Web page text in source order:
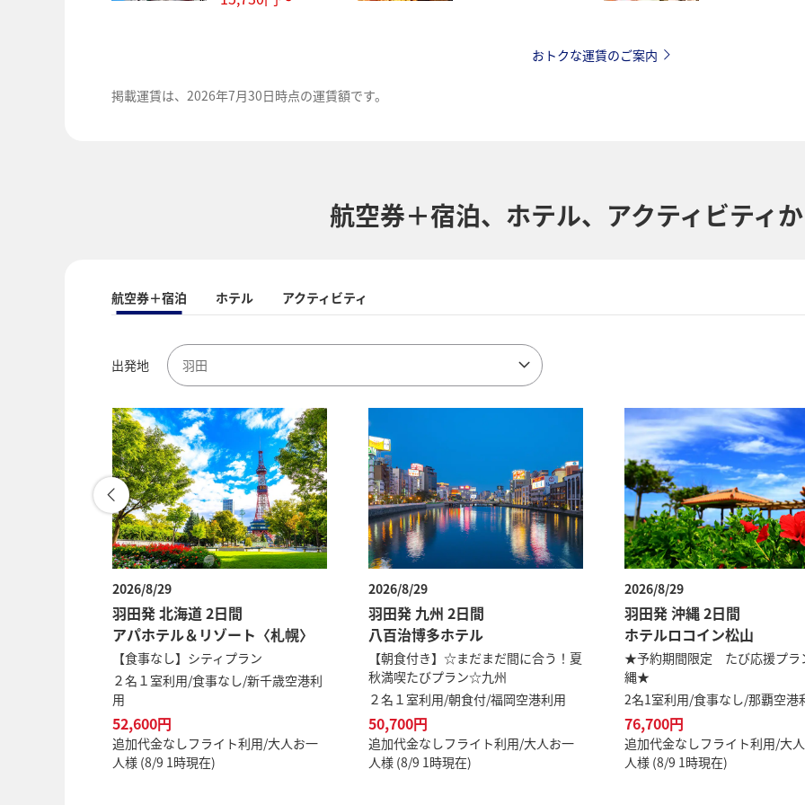
おトクな運賃のご案内
掲載運賃は、2026年7月30日時点の運賃額です。
航空券＋宿泊、ホテル、 アクティビティ
航空券＋宿泊 ホテル アクティビティ
出発地 羽田
2026/8/29
羽田発 北海道 2日間
アパホテル＆リゾート〈札幌〉
【食事なし】シティプラン
２名１室利用/食事なし/新千歳空港利
用
52,600円
追加代金なしフライト利用/大人お一
人様 (8/9 1時現在)
2026/8/29
羽田発 九州 2日間
八百治博多ホテル
【朝食付き】☆まだまだ間に合う！夏
秋満喫たびプラン☆九州
２名１室利用/朝食付/福岡空港利用
50,700円
追加代金なしフライト利用/大人お一
人様 (8/9 1時現在)
2026/8/29
羽田発 沖縄 2日間
ホテルロコイン松山
★予約期間限定 たび応援プ
縄★
2名1室利用/食事なし/那覇空港
76,700円
追加代金なしフライト利用/大
人様 (8/9 1時現在)